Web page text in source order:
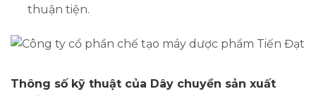
thuận tiện.
Thông số kỹ thuật của Dây chuyền sản xuất